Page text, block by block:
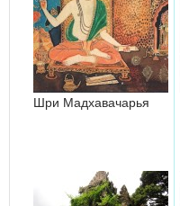
Шри Мадхавачарья